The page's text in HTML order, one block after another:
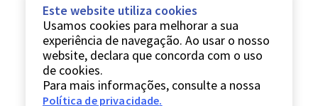
Este website utiliza cookies
Usamos cookies para melhorar a sua
experiência de navegação. Ao usar o nosso
website, declara que concorda com o uso
de cookies.
Para mais informações, consulte a nossa
Política de privacidade.